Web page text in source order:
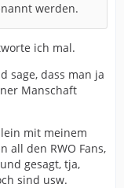
werden.
ich mal.
sage, dass man ja
Manschaft
mit meinem
all den RWO Fans,
gesagt, tja,
sind usw.